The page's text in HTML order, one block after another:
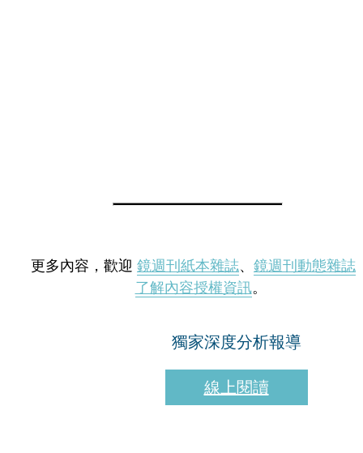
更多內容，歡迎 鏡週刊紙本雜誌、 鏡週刊動態雜誌
了解內容授權資訊。
獨家深度分析報導
線上閱讀